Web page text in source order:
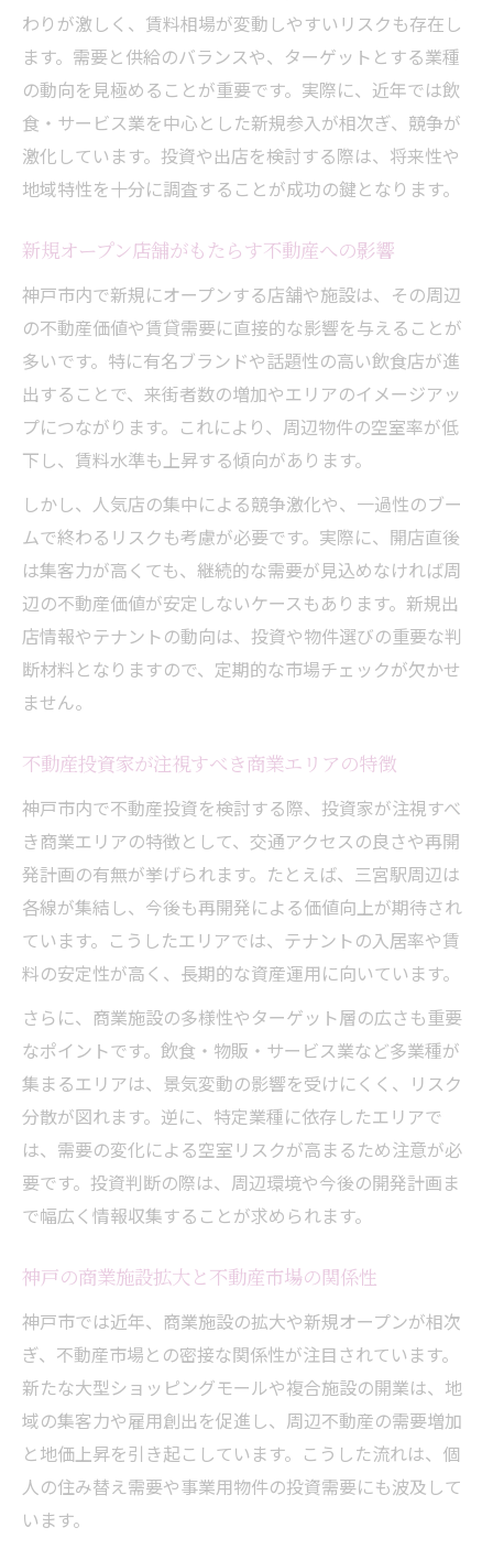
わりが激しく、賃料相場が変動しやすいリスクも存在し
ます。需要と供給のバランスや、ターゲットとする業種
の動向を見極めることが重要です。実際に、近年では飲
食・サービス業を中心とした新規参入が相次ぎ、競争が
激化しています。投資や出店を検討する際は、将来性や
地域特性を十分に調査することが成功の鍵となります。
新規オープン店舗がもたらす不動産への影響
神戸市内で新規にオープンする店舗や施設は、その周辺
の不動産価値や賃貸需要に直接的な影響を与えることが
多いです。特に有名ブランドや話題性の高い飲食店が進
出することで、来街者数の増加やエリアのイメージアッ
プにつながります。これにより、周辺物件の空室率が低
下し、賃料水準も上昇する傾向があります。
しかし、人気店の集中による競争激化や、一過性のブー
ムで終わるリスクも考慮が必要です。実際に、開店直後
は集客力が高くても、継続的な需要が見込めなければ周
辺の不動産価値が安定しないケースもあります。新規出
店情報やテナントの動向は、投資や物件選びの重要な判
断材料となりますので、定期的な市場チェックが欠かせ
ません。
不動産投資家が注視すべき商業エリアの特徴
神戸市内で不動産投資を検討する際、投資家が注視すべ
き商業エリアの特徴として、交通アクセスの良さや再開
発計画の有無が挙げられます。たとえば、三宮駅周辺は
各線が集結し、今後も再開発による価値向上が期待され
ています。こうしたエリアでは、テナントの入居率や賃
料の安定性が高く、長期的な資産運用に向いています。
さらに、商業施設の多様性やターゲット層の広さも重要
なポイントです。飲食・物販・サービス業など多業種が
集まるエリアは、景気変動の影響を受けにくく、リスク
分散が図れます。逆に、特定業種に依存したエリアで
は、需要の変化による空室リスクが高まるため注意が必
要です。投資判断の際は、周辺環境や今後の開発計画ま
で幅広く情報収集することが求められます。
神戸の商業施設拡大と不動産市場の関係性
神戸市では近年、商業施設の拡大や新規オープンが相次
ぎ、不動産市場との密接な関係性が注目されています。
新たな大型ショッピングモールや複合施設の開業は、地
域の集客力や雇用創出を促進し、周辺不動産の需要増加
と地価上昇を引き起こしています。こうした流れは、個
人の住み替え需要や事業用物件の投資需要にも波及して
います。